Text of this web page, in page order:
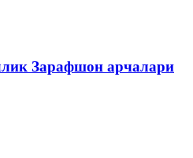
Зарафшон арчалари